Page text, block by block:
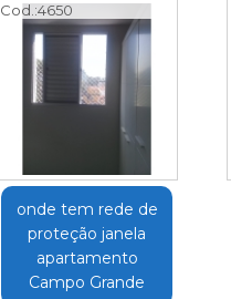
Cod.:4650
onde tem rede de
proteção janela
apartamento
Campo Grande